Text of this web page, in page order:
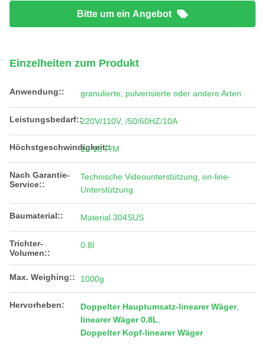
Bitte um ein Angebot
Einzelheiten zum Produkt
Anwendung:: granulierte, pulverisierte oder andere Arten
Leistungsbedarf::220V/110V, /50/60HZ/10A
Höchstgeschwindigkeit::
10-15 P/M
Nach Garantie-
Service::
Technische Videounterstützung, on-line-
Unterstützung
Baumaterial:: Material 304SUS
Trichter-
Volumen::
0.8l
Max. Weighing:: 1000g
Hervorheben: Doppelter Hauptumsatz-linearer Wäger,
linearer Wäger 0.8L
Doppelter Kopf-linearer Wäger